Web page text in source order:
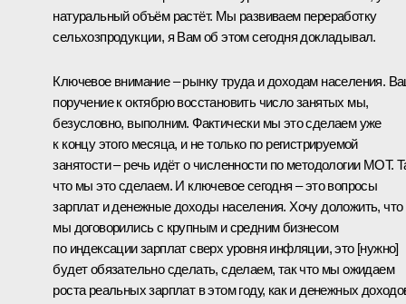
натуральный объём растёт. Мы развиваем переработку
сельхозпродукции, я Вам об этом сегодня докладывал.
Ключевое внимание – рынку труда и доходам населения.
поручение к октябрю восстановить число занятых мы,
безусловно, выполним. Фактически мы это сделаем уже
к концу этого месяца, и не только по регистрируемой
занятости – речь идёт о численности по методологии МОТ.
что мы это сделаем. И ключевое сегодня – это вопросы
зарплат и денежные доходы населения. Хочу доложить, что
мы договорились с крупным и средним бизнесом
по индексации зарплат сверх уровня инфляции, это [нужно]
будет обязательно сделать, сделаем, так что мы ожидаем
роста реальных зарплат в этом году, как и денежных